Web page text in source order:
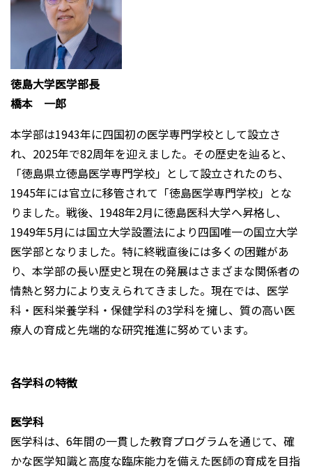
徳島大学医学部長
橋本 一郎
本学部は1943年に四国初の医学専門学校として設立さ
れ、2025年で82周年を迎えました。その歴史を辿ると、
「徳島県立徳島医学専門学校」として設立されたのち、
1945年には官立に移管されて「徳島医学専門学校」とな
りました。戦後、1948年2月に徳島医科大学へ昇格し、
1949年5月には国立大学設置法により四国唯一の国立大学
医学部となりました。特に終戦直後には多くの困難があ
り、本学部の長い歴史と現在の発展はさまざまな関係者の
情熱と努力により支えられてきました。現在では、医学
科・医科栄養学科・保健学科の3学科を擁し、質の高い医
療人の育成と先端的な研究推進に努めています。
各学科の特徴
医学科
医学科は、6年間の一貫した教育プログラムを通じて、確
かな医学知識と高度な臨床能力を備えた医師の育成を目指